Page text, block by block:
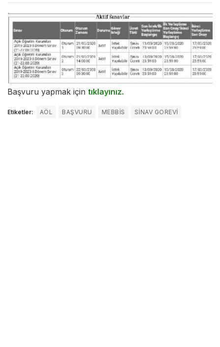
Başvuru yapmak için tıklayınız.
Etiketler: AÖL BAŞVURU MEBBIS SINAV GOREVI